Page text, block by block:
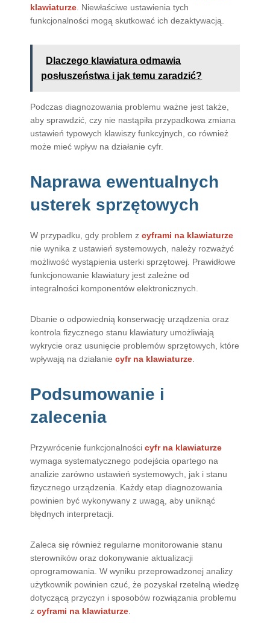
klawiaturze. Niewłaściwe ustawienia tych
funkcjonalności mogą skutkować ich dezaktywacją.
Dlaczego klawiatura odmawia
posłuszeństwa i jak temu zaradzić?
Podczas diagnozowania problemu ważne jest także,
aby sprawdzić, czy nie nastąpiła przypadkowa zmiana
ustawień typowych klawiszy funkcyjnych, co również
może mieć wpływ na działanie cyfr.
Naprawa ewentualnych
usterek sprzętowych
W przypadku, gdy problem zcyframi na klawiaturze
nie wynika z ustawień systemowych, należy rozważyć
możliwość wystąpienia usterki sprzętowej. Prawidłowe
funkcjonowanie klawiatury jest zależne od
integralności komponentów elektronicznych.
Dbanie o odpowiednią konserwację urządzenia oraz
kontrola fizycznego stanu klawiatury umożliwiają
wykrycie oraz usunięcie problemów sprzętowych, które
wpływają na działaniecyfr na klawiaturze.
Podsumowanie i
zalecenia
Przywrócenie funkcjonalnościcyfr na klawiaturze
wymaga systematycznego podejścia opartego na
analizie zarówno ustawień systemowych, jak i stanu
fizycznego urządzenia. Każdy etap diagnozowania
powinien być wykonywany z uwagą, aby uniknąć
błędnych interpretacji.
Zaleca się również regularne monitorowanie stanu
sterowników oraz dokonywanie aktualizacji
oprogramowania. W wyniku przeprowadzonej analizy
użytkownik powinien czuć, że pozyskał rzetelną wiedzę
dotyczącą przyczyn i sposobów rozwiązania problemu
zcyframi na klawiaturze.